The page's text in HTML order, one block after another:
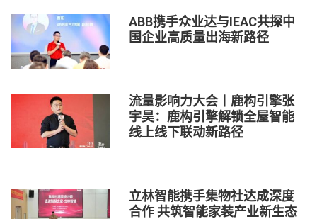
ABB携手众业达与IEAC共探中
国企业高质量出海新路径
流量影响力大会丨鹿构引擎张
宇昊：鹿构引擎解锁全屋智能
线上线下联动新路径
立林智能携手集物社达成深度
合作 共筑智能家装产业新生态